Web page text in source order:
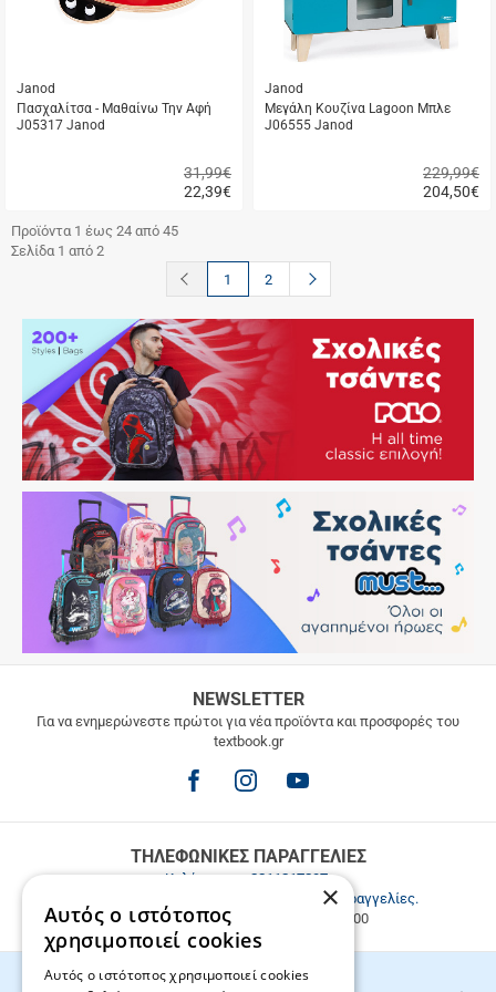
Janod
Πασχαλίτσα - Μαθαίνω Την Αφή
J05317 Janod
22,39€
31,99€
αγορά
Janod
Μεγάλη Κουζίνα Lagoon Μπλε
J06555 Janod
204,50€
229,99€
Προϊόντα 1 έως 24 από 45
Σελίδα 1 από 2
button.prev
1 2 button.next
ΜΕΤΑΦΟΡΙΚΑ
άνω
NEWSLETTER
Για να ενημερώνεστε πρώτοι για νέα προϊόντα και προσφορές του
textbook.gr
ΤΗΛΕΦΩΝΙΚΕΣ ΠΑΡΑΓΓΕΛΙΕΣ
Καλέστε μας2811217297.
Εξυπηρέτηση πελατών & τηλεφωνικές παραγγελίες.
Δευ. - Παρ. 9:00-17:00, Σάβ. 9:00-15:00
×
Αυτός ο ιστότοπος
χρησιμοποιεί cookies
Αυτός ο ιστότοπος χρησιμοποιεί cookies